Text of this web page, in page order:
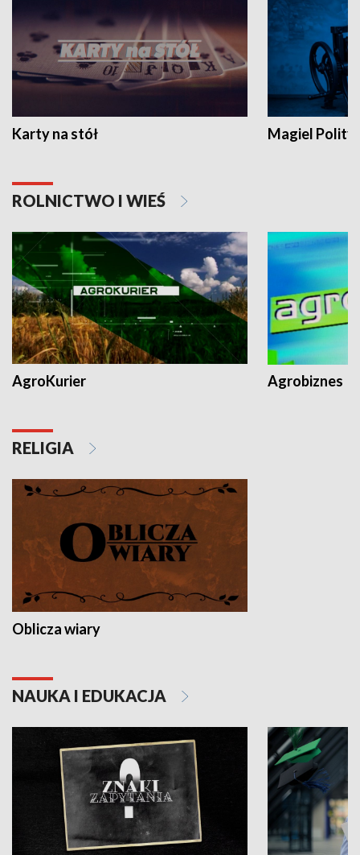
Karty na stół Magiel
ROLNICTWO I WIEŚ
AgroKurier Agrobiznes
RELIGIA
Oblicza wiary
NAUKA I EDUKACJA